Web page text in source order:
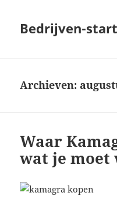
Bedrijven-
Archieven:
Waar
wat je moet